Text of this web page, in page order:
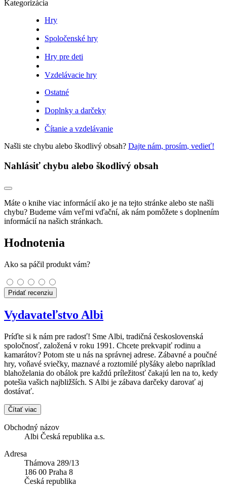
Kategorizácia
Hry
Spoločenské hry
Hry pre deti
Vzdelávacie hry
Ostatné
Doplnky a darčeky
Čítanie a vzdelávanie
Našli ste chybu alebo škodlivý obsah? Dajte nám, prosím, vedieť!
Nahlásiť chybu alebo škodlivý obsah
Máte o knihe viac informácií ako je na tejto stránke alebo ste našli
chybu? Budeme vám veľmi vďační, ak nám pomôžete s doplnením
informácií na našich stránkach.
Hodnotenia
Ako sa páčil produkt vám?
Pridať recenziu
Vydavateľstvo Albi
Príďte si k nám pre radosť! Sme Albi, tradičná československá
spoločnosť, založená v roku 1991. Chcete prekvapiť rodinu a
kamarátov? Potom ste u nás na správnej adrese. Zábavné a poučné
hry, voňavé sviečky, maznavé a roztomilé plyšáky alebo napríklad
blahoželania do obálok pre každú príležitosť čakajú len na to, kedy
potešia vašich najbližších. S Albi je zábava darčeky darovať aj
dostávať.
Čítať viac
Obchodný názov
Albi Česká republika a.s.
Adresa
Thámova 289/13
186 00 Praha 8
Česká republika